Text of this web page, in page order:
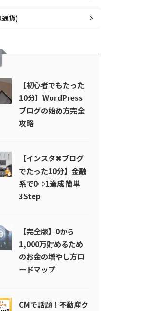
貨)
【初心者でもたった
10分】WordPress
ブログの始め方完全
攻略
【インスタ✖︎ブログ
でたった10分】金融
系で0⇨1達成 簡単
3Step
【完全版】0から
1,000万貯めるため
のお金の増やし方ロ
ードマップ
CMで話題！不動産ク